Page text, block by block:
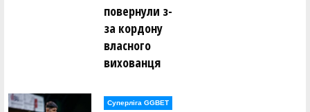
повернули з-
за кордону
власного
вихованця
Суперліга GGBET